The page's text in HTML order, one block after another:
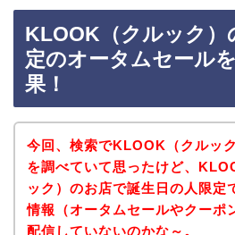
KLOOK（クルック）
定のオータムセール
果！
今回、検索でKLOOK（クルッ
を調べていて思ったけど、
ック）のお店で誕生日の人限定
情報（オータムセールやクーポ
配信していないのかな～。